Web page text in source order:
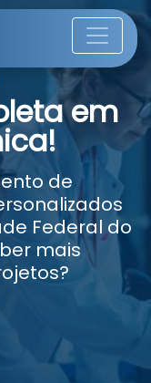
em
de
Federal do
mais